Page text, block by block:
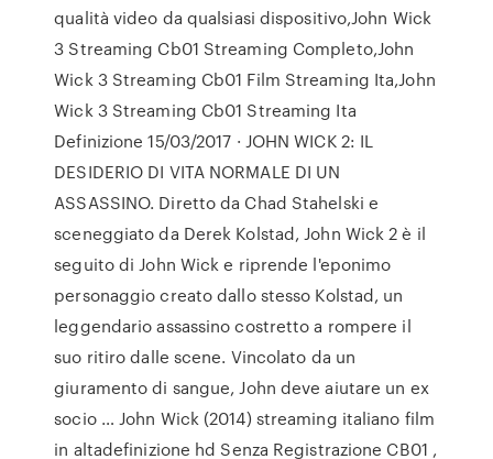
qualità video da qualsiasi dispositivo,John Wick
3 Streaming Cb01 Streaming Completo,John
Wick 3 Streaming Cb01 Film Streaming Ita,John
Wick 3 Streaming Cb01 Streaming Ita
Definizione 15/03/2017 · JOHN WICK 2: IL
DESIDERIO DI VITA NORMALE DI UN
ASSASSINO. Diretto da Chad Stahelski e
sceneggiato da Derek Kolstad, John Wick 2 è il
seguito di John Wick e riprende l'eponimo
personaggio creato dallo stesso Kolstad, un
leggendario assassino costretto a rompere il
suo ritiro dalle scene. Vincolato da un
giuramento di sangue, John deve aiutare un ex
socio … John Wick (2014) streaming italiano film
in altadefinizione hd Senza Registrazione CB01 ,